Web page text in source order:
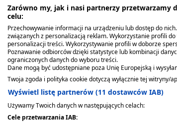
Nie stosować u dzieci w wieku
Sposób podania i czas
Lek stosować doustnie.
Jak długo przyjmować lek Cardiol C?
O długości stosowania leku Cardiol
Zarówno my, jak i nasi partnerzy
celu:
Przechowywanie informacji na urządzeniu lub dostęp do
związanych z personalizacją reklam. Wykorzystanie profili
personalizacji treści. Wykorzystywanie profili w doborze
Poznawanie odbiorców dzięki statystyce lub kombinacji
ograniczonych danych do wyboru treści.
Dane mogą być udostępniane poza Unię Europejską i
Twoja zgoda i polityka cookie dotyczą wyłącznie tej witryny/
Wyświetl listę partnerów (11 dostawców IAB)
Używamy Twoich danych w następujących celach:
Cele przetwarzania IAB: